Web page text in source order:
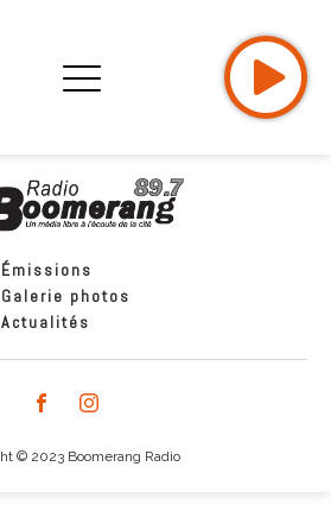
Émissions
Galerie photos
Actualités
© 2023 Boomerang Radio